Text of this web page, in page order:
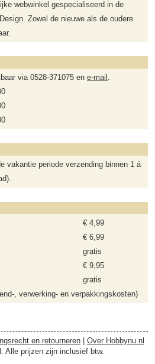
webwinkel gespecialiseerd in de
Zowel de nieuwe als de oudere
via 0528-371075 en e-mail .
vakantie periode verzending binnen 1 á
€ 4,99
€ 6,99
gratis
€ 9,95
gratis
, verwerking- en verpakkingskosten)
en retourneren
Over Hobbynu.nl
Alle prijzen zijn inclusief btw.